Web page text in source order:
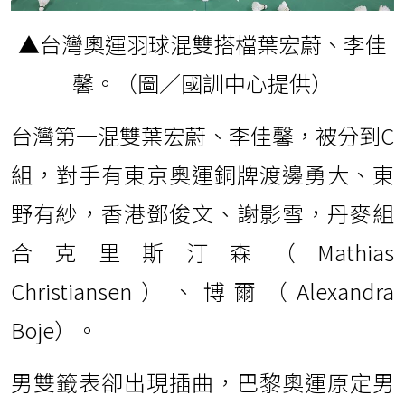
▲台灣奧運羽球混雙搭檔葉宏蔚、李佳
馨。（圖／國訓中心提供）
台灣第一混雙葉宏蔚、李佳馨，被分到C
組，對手有東京奧運銅牌渡邊勇大、東
野有紗，香港鄧俊文、謝影雪，丹麥組
合克里斯汀森（Mathias
Christiansen）、博爾（Alexandra
Boje）。
男雙籤表卻出現插曲，巴黎奧運原定男